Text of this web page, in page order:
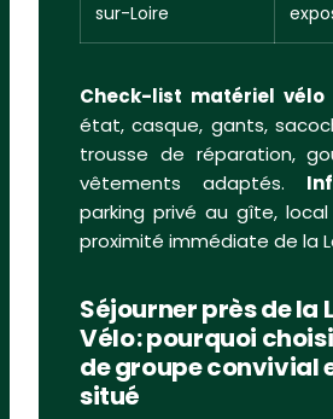
sur-Loire
Check-list matériel vélo
état, casque, gants,
trousse de réparation,
vêtements adaptés.
parking privé au gîte, local
proximité immédiate de la
Séjourner près de la
Vélo : pourquoi
de groupe convivial
situé